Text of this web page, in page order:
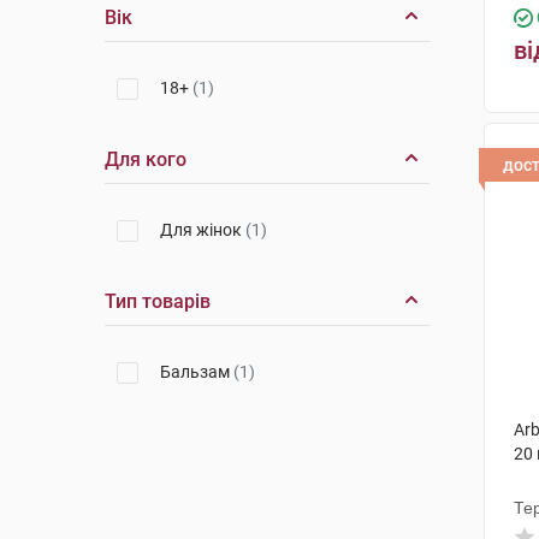
ГП Грензах Продуктіонс
Натуральна косметика
Лабораториєс Басі
Вік
18+ (1)
Для кого
Для жінок (1)
Тип товарів
Бальзам (1)
20